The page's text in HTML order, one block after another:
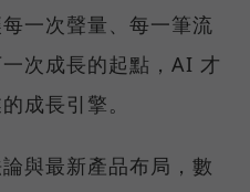
一次聲量、每一筆流
次成長的起點，AI 才
成長引擎。
與最新產品布局，數